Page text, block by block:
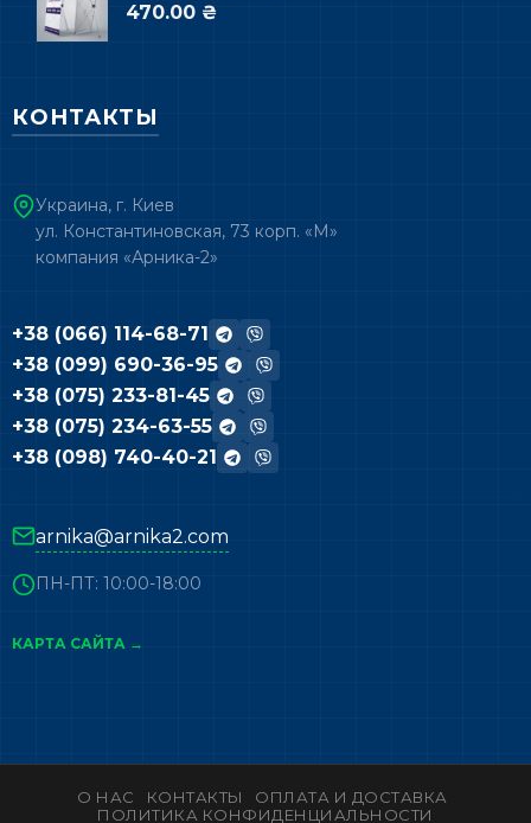
470.00 ₴
КОНТАКТЫ
Украина, г. Киев
ул. Константиновская, 73 корп. «М»
компания «Арника-2»
+38 (066) 114-68-71
+38 (099) 690-36-95
+38 (075) 233-81-45
+38 (075) 234-63-55
+38 (098) 740-40-21
arnika@arnika2.com
ПН-ПТ: 10:00-18:00
КАРТА САЙТА →
О НАС КОНТАКТЫ
ОПЛАТА И ДОСТАВКА
ПОЛИТИКА КОНФИДЕНЦИАЛЬНОСТИ